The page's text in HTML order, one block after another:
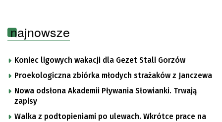
najnowsze
Koniec ligowych wakacji dla Gezet Stali Gorzów
Proekologiczna zbiórka młodych strażaków z Janczewa
Nowa odsłona Akademii Pływania Słowianki. Trwają
zapisy
Walka z podtopieniami po ulewach. Wkrótce prace na